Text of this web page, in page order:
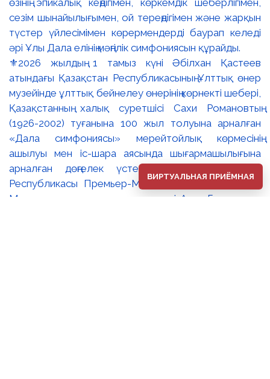
⚜️2026 жылдың 1 тамыз күні Әбілхан Қастеев
атындағы Қазақстан Республикасының Ұлттық өнер
музейінде ұлттық бейнелеу өнерінің көрнекті шебері,
Қазақстанның халық суретшісі Сахи Романовтың
(1926-2002) туғанына 100 жыл толуына арналған
«Дала симфониясы» мерейтойлық көрмесінің
ашылуы мен іс-шара аясында шығармашылығына
арналған дөңгелек үстел өтті. 🔹Қазақстан
Республикасы Премьер-Министрінің орынбасары –
Мәдениет және ақпарат министрі Аида Ғалымқызы
ВИРТУАЛЬНАЯ ПРИЁМНАЯ